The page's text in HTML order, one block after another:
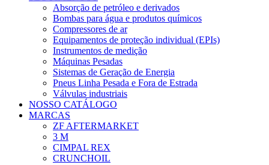
Absorção de petróleo e derivados
Bombas para água e produtos químicos
Compressores de ar
Equipamentos de proteção individual (EPIs)
Instrumentos de medição
Máquinas Pesadas
Sistemas de Geração de Energia
Pneus Linha Pesada e Fora de Estrada
Válvulas industriais
NOSSO CATÁLOGO
MARCAS
ZF AFTERMARKET
3 M
CIMPAL REX
CRUNCHOIL